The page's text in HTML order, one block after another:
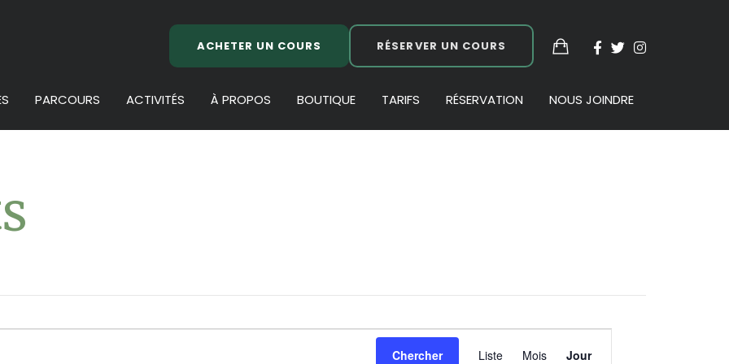
ACHETER UN COURS RÉSERVER UN COURS
PARCOURS ACTIVITÉS À PROPOS BOUTIQUE TARIFS RÉSERVATION NOUS JOINDRE
Chercher
Navigation
Liste Mois Jour